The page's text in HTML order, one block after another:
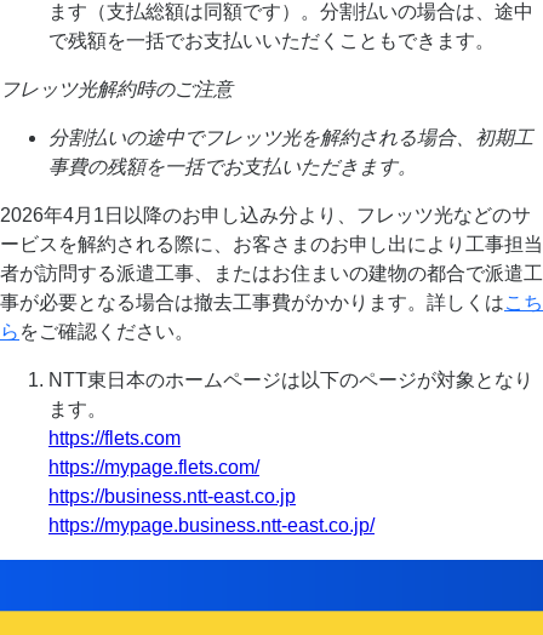
ます（支払総額は同額です）。分割払いの場合は、途中
で残額を一括でお支払いいただくこともできます。
フレッツ光解約時のご注意
分割払いの途中でフレッツ光を解約される場合、初期工
事費の残額を一括でお支払いただきます。
2026年4月1日以降のお申し込み分より、フレッツ光などのサ
ービスを解約される際に、お客さまのお申し出により工事担当
者が訪問する派遣工事、またはお住まいの建物の都合で派遣工
事が必要となる場合は撤去工事費がかかります。詳しくはこち
ら をご確認ください。
NTT東日本のホームページは以下のページが対象となり
ます。
https://flets.com
https://mypage.flets.com/
https://business.ntt-east.co.jp
https://mypage.business.ntt-east.co.jp/